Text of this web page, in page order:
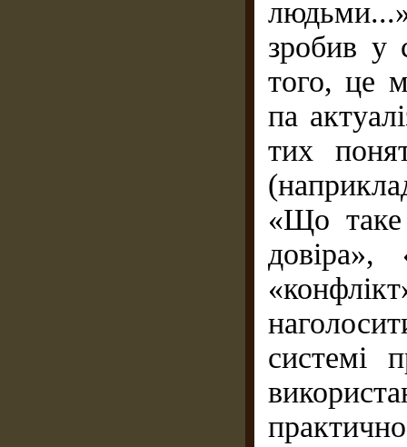
зробив у
того, це
па
тих
«Що таке
довіра»,
системі